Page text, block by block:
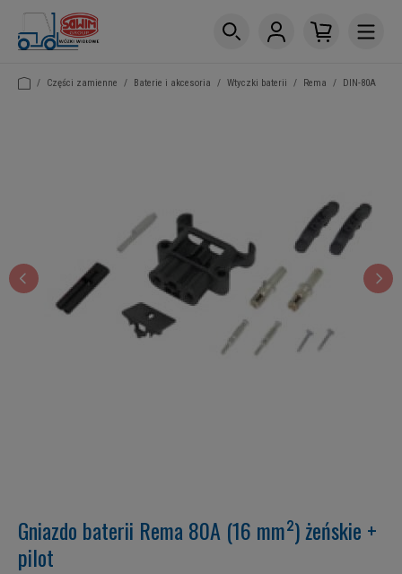
/ Części zamienne / Baterie i akcesoria / Wtyczki baterii / Rema / DIN-80A
Gniazdo baterii Rema 80A (16 mm²) żeńskie +
pilot